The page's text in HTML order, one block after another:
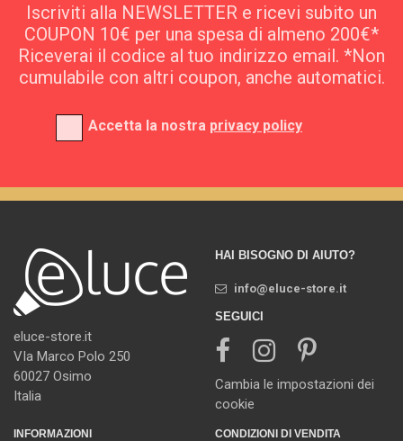
Iscriviti alla NEWSLETTER e ricevi subito un
COUPON 10€ per una spesa di almeno 200€*
Riceverai il codice al tuo indirizzo email. *Non
cumulabile con altri coupon, anche automatici.
Accetta la nostra privacy policy
eluce-store.it
VIa Marco Polo 250
60027 Osimo
Italia
HAI BISOGNO DI AIUTO?
info@eluce-store.it
SEGUICI
Cambia le impostazioni dei
cookie
INFORMAZIONI CONDIZIONI DI VENDITA